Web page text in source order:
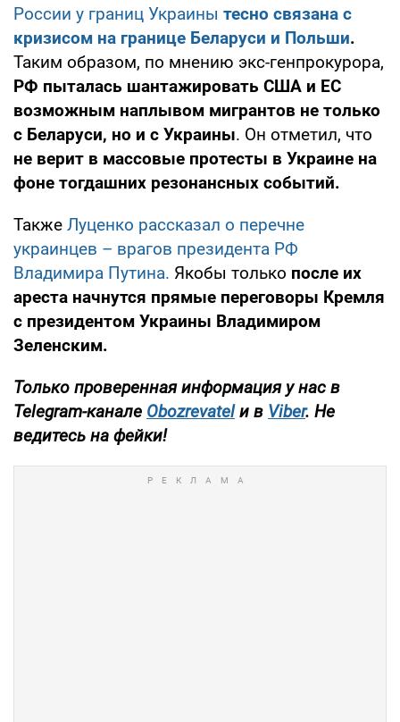
России у границ Украины тесно связана с
кризисом на границе Беларуси и Польши.
Таким образом, по мнению экс-генпрокурора,
РФ пыталась шантажировать США и ЕС
возможным наплывом мигрантов не только
с Беларуси, но и с Украины. Он отметил, что
не верит в массовые протесты в Украине на
фоне тогдашних резонансных событий.
Также Луценко рассказал о перечне
украинцев – врагов президента РФ
Владимира Путина. Якобы только после их
ареста начнутся прямые переговоры Кремля
с президентом Украины Владимиром
Зеленским.
Только проверенная информация у нас в
Telegram-канале Obozrevatel и в Viber. Не
ведитесь на фейки!